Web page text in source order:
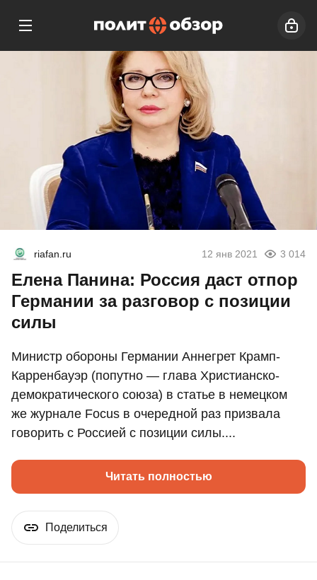
riafan.ru 12 янв 2021 3 014
Елена Панина: Россия даст отпор
Германии за разговор с позиции
силы
Министр обороны Германии Аннегрет Крамп-
Карренбауэр (попутно — глава Христианско-
демократического союза) в статье в немецком
же журнале Focus в очередной раз призвала
говорить с Россией с позиции силы....
Читать полностью
Поделиться